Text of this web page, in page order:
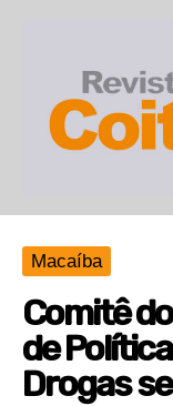
conteúdo
Macaíba
Comitê
de
Drogas